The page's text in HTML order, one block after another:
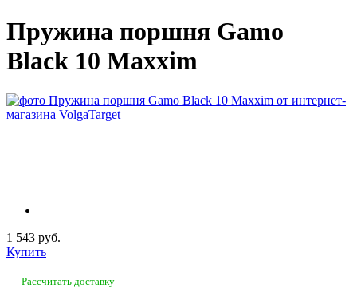
Пружина поршня Gamo
Black 10 Maxxim
1 543 руб.
Купить
Рассчитать доставку